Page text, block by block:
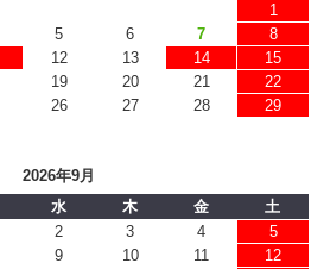
1
5 6 7
8
12 13 14
15
19 20 21
22
26 27 28
29
2026年9月
水 木 金
土
2 3 4
5
9 10 11
12